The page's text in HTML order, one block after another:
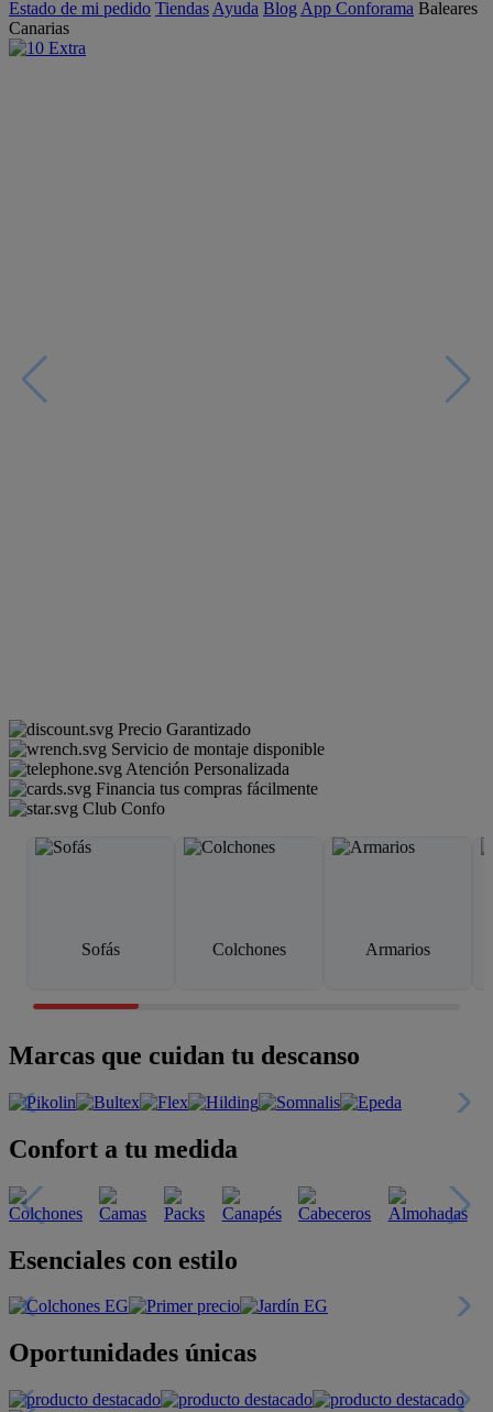
Estado de mi pedido Tiendas Ayuda Blog App Conforama Baleares
Canarias
Precio Garantizado
Servicio de montaje disponible
Atención Personalizada
Financia tus compras fácilmente
Club Confo
Sofás Colchones Armarios
Marcas que cuidan tu descanso
Confort a tu medida
Esenciales con estilo
Oportunidades únicas